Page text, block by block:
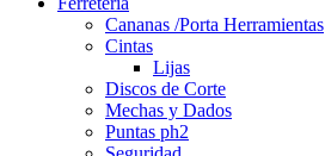
Cananas /Porta Herramientas
Cintas
Lijas
Discos de Corte
Mechas y Dados
Puntas ph2